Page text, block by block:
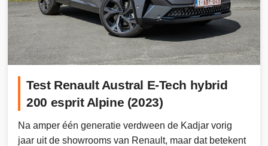
Test Renault Austral E-Tech hybrid
200 esprit Alpine (2023)
Na amper één generatie verdween de Kadjar vorig
jaar uit de showrooms van Renault, maar dat betekent